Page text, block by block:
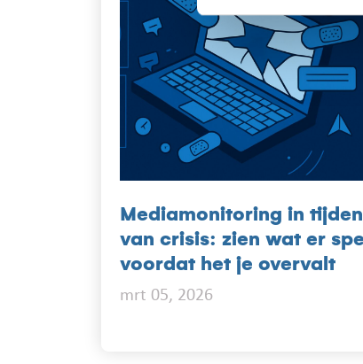
Mediamonitoring in tijden
van crisis: zien wat er
voordat het je overvalt
mrt 05, 2026